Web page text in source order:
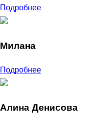
Подробнее
Милана
Подробнее
Алина Денисова